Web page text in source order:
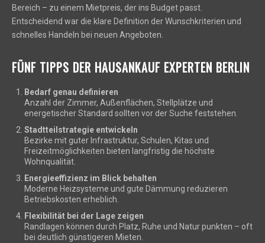
Bereich – zu einem Mietpreis, der ins Budget passt.
Entscheidend war die klare Definition der Wunschkriterien und
schnelles Handeln bei neuen Angeboten.
FÜNF TIPPS DER HAUSANKAUF EXPERTEN BERLIN
Bedarf genau definieren
Anzahl der Zimmer, Außenflächen, Stellplätze und
energetischer Standard sollten vor der Suche feststehen.
Stadtteilstrategie entwickeln
Bezirke mit guter Infrastruktur, Schulen, Kitas und
Freizeitmöglichkeiten bieten langfristig die höchste
Wohnqualität.
Energieeffizienz im Blick behalten
Moderne Heizsysteme und gute Dämmung reduzieren
Betriebskosten erheblich.
Flexibilität bei der Lage zeigen
Randlagen können durch Platz, Ruhe und Natur punkten – oft
bei deutlich günstigeren Mieten.